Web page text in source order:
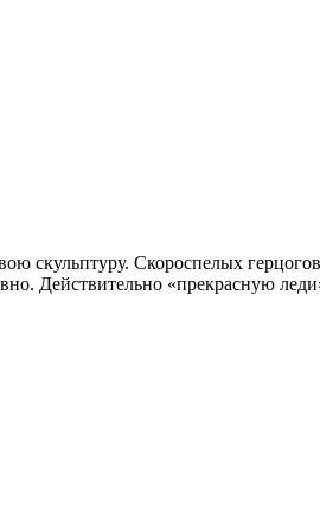
скульптуру. Скороспелых
Действительно «прекрасную